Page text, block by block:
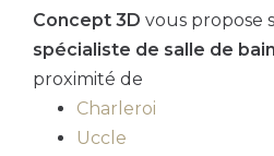
Concept 3D vous propose
spécialiste de salle de
proximité de
Charleroi
Uccle